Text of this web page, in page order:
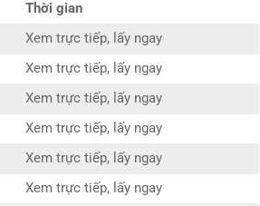
Thời gian
Xem trực tiếp, lấy ngay
Xem trực tiếp, lấy ngay
Xem trực tiếp, lấy ngay
Xem trực tiếp, lấy ngay
Xem trực tiếp, lấy ngay
Xem trực tiếp, lấy ngay